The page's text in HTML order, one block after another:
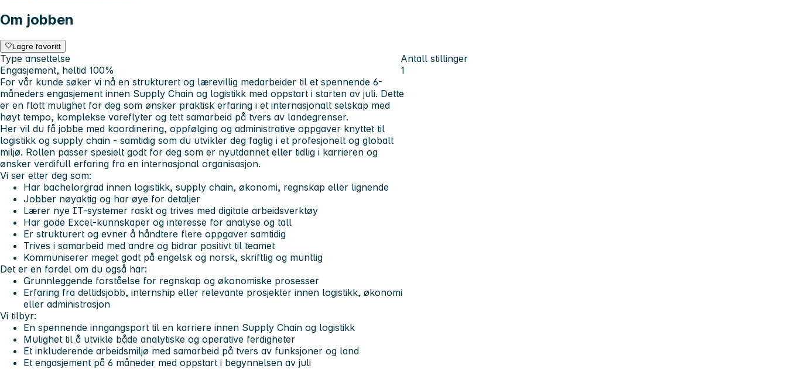
Om jobben
Lagre favoritt
Type ansettelse
Engasjement, heltid 100%
Antall stillinger
1
For vår kunde søker vi nå en strukturert og lærevillig medarbeider til et spennende 6-
måneders engasjement innen Supply Chain og logistikk med oppstart i starten av juli. Dette
er en flott mulighet for deg som ønsker praktisk erfaring i et internasjonalt selskap med
høyt tempo, komplekse vareflyter og tett samarbeid på tvers av landegrenser.
Her vil du få jobbe med koordinering, oppfølging og administrative oppgaver knyttet til
logistikk og supply chain - samtidig som du utvikler deg faglig i et profesjonelt og globalt
miljø. Rollen passer spesielt godt for deg som er nyutdannet eller tidlig i karrieren og
ønsker verdifull erfaring fra en internasjonal organisasjon.
Vi ser etter deg som:
Har bachelorgrad innen logistikk, supply chain, økonomi, regnskap eller lignende
Jobber nøyaktig og har øye for detaljer
Lærer nye IT-systemer raskt og trives med digitale arbeidsverktøy
Har gode Excel-kunnskaper og interesse for analyse og tall
Er strukturert og evner å håndtere flere oppgaver samtidig
Trives i samarbeid med andre og bidrar positivt til teamet
Kommuniserer meget godt på engelsk og norsk, skriftlig og muntlig
Det er en fordel om du også har:
Grunnleggende forståelse for regnskap og økonomiske prosesser
Erfaring fra deltidsjobb, internship eller relevante prosjekter innen logistikk, økonomi
eller administrasjon
Vi tilbyr:
En spennende inngangsport til en karriere innen Supply Chain og logistikk
Mulighet til å utvikle både analytiske og operative ferdigheter
Et inkluderende arbeidsmiljø med samarbeid på tvers av funksjoner og land
Et engasjement på 6 måneder med oppstart i begynnelsen av juli